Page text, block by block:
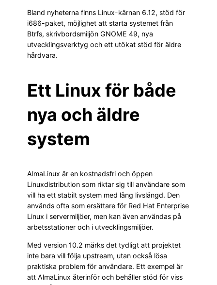
Bland nyheterna finns Linux-kärnan 6.12, stöd för
i686-paket, möjlighet att starta systemet från
Btrfs, skrivbordsmiljön GNOME 49, nya
utvecklingsverktyg och ett utökat stöd för äldre
hårdvara.
Ett Linux för både
nya och äldre
system
AlmaLinux är en kostnadsfri och öppen
Linuxdistribution som riktar sig till användare som
vill ha ett stabilt system med lång livslängd. Den
används ofta som ersättare för Red Hat Enterprise
Linux i servermiljöer, men kan även användas på
arbetsstationer och i utvecklingsmiljöer.
Med version 10.2 märks det tydligt att projektet
inte bara vill följa upstream, utan också lösa
praktiska problem för användare. Ett exempel är
att AlmaLinux återinför och behåller stöd för viss